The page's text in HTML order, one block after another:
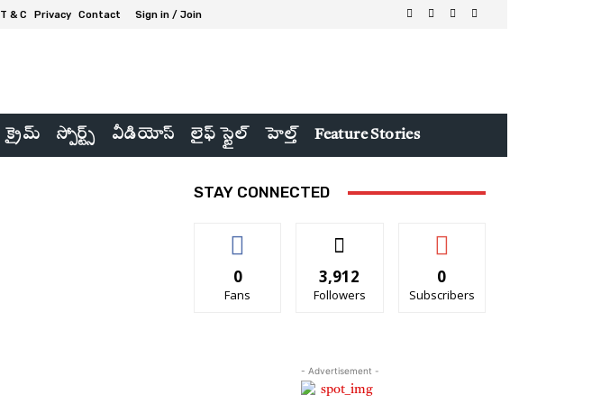
T & C Privacy Contact Sign in / Join
క్రైమ్ స్పోర్ట్స్ వీడియోస్ లైఫ్ స్టైల్ హెల్త్ Feature Stories
STAY CONNECTED
0
Fans
3,912
Followers
0
Subscribers
- Advertisement -